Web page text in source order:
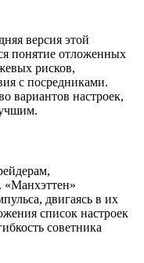
версия этой
понятие отложенных
рисков,
с посредниками.
вариантов настроек,
двигаясь в их
список настроек
советника